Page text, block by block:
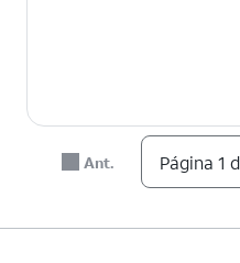
Ant. Página 1